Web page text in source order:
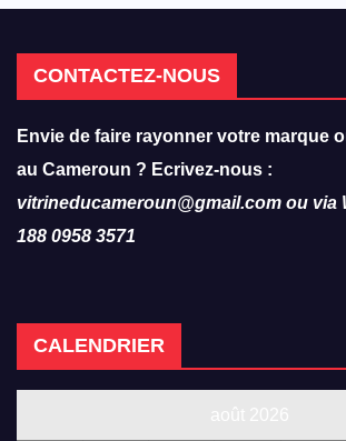
CONTACTEZ-NOUS
Envie de faire rayonner votre marque
au Cameroun ? Ecrivez-nous :
vitrineducameroun@gmail.com ou via
188 0958 3571
CALENDRIER